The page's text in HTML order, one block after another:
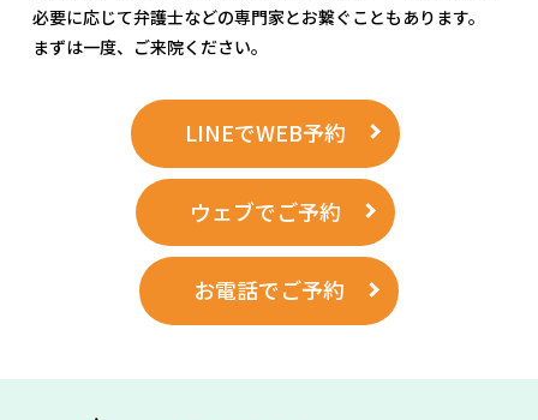
必要に応じて弁護士などの専門家とお繋ぐこともあります。
まずは一度、ご来院ください。
LINEでWEB予約
ウェブでご予約
お電話でご予約